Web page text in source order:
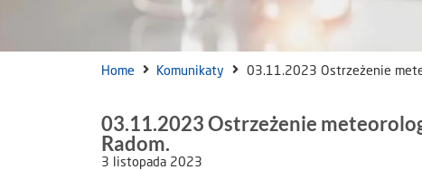
Home Komunikaty 03.11.2023 Ostrzeżenie
03.11.2023 Ostrzeżenie
Radom.
3 listopada 2023